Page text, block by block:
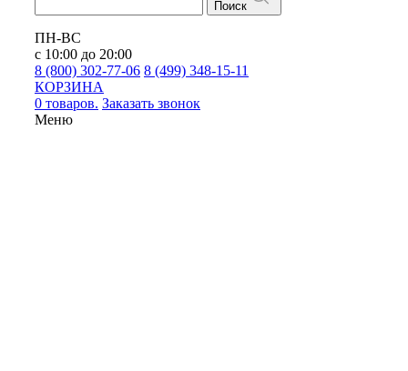
Поиск
ПН-ВС
с 10:00 до 20:00
8 (800) 302-77-06 8 (499) 348-15-11
КОРЗИНА
0 товаров. Заказать звонок
Меню